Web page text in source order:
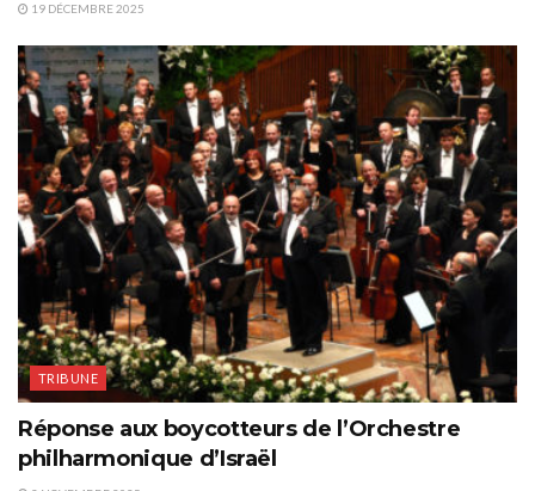
19 DÉCEMBRE 2025
TRIBUNE
Réponse aux boycotteurs de l’Orchestre
philharmonique d’Israël